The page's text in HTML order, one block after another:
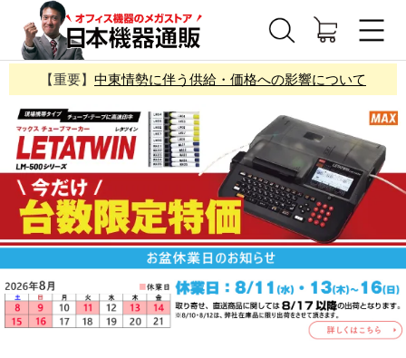
【重要】 中東情勢に伴う供給・価格への影響について